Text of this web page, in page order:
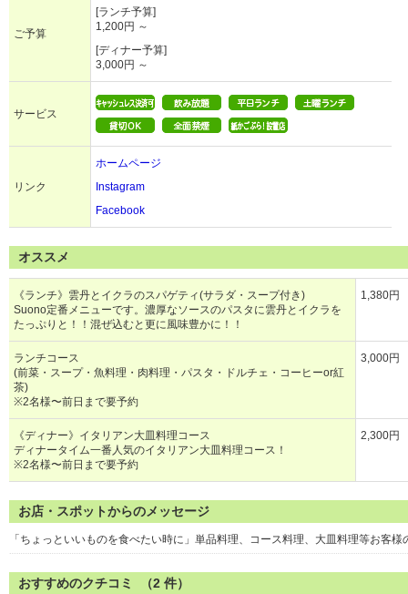
ご予算
[ランチ予算]
1,200円 ～
[ディナー予算]
3,000円 ～
サービス
リンク
ホームページ
Instagram
Facebook
オススメ
《ランチ》雲丹とイクラのスパゲティ(サラダ・スープ付き)
Suono定番メニューです。濃厚なソースのパスタに雲丹とイクラを
たっぷりと！！混ぜ込むと更に風味豊かに！！
1,380円
ランチコース
(前菜・スープ・魚料理・肉料理・パスタ・ドルチェ・コーヒーor紅
茶)
※2名様〜前日まで要予約
3,000円
《ディナー》イタリアン大皿料理コース
ディナータイム一番人気のイタリアン大皿料理コース！
※2名様〜前日まで要予約
2,300円
お店・スポットからのメッセージ
「ちょっといいものを食べたい時に」単品料理、コース料理、大皿料理等お客
おすすめのクチコミ （2 件）